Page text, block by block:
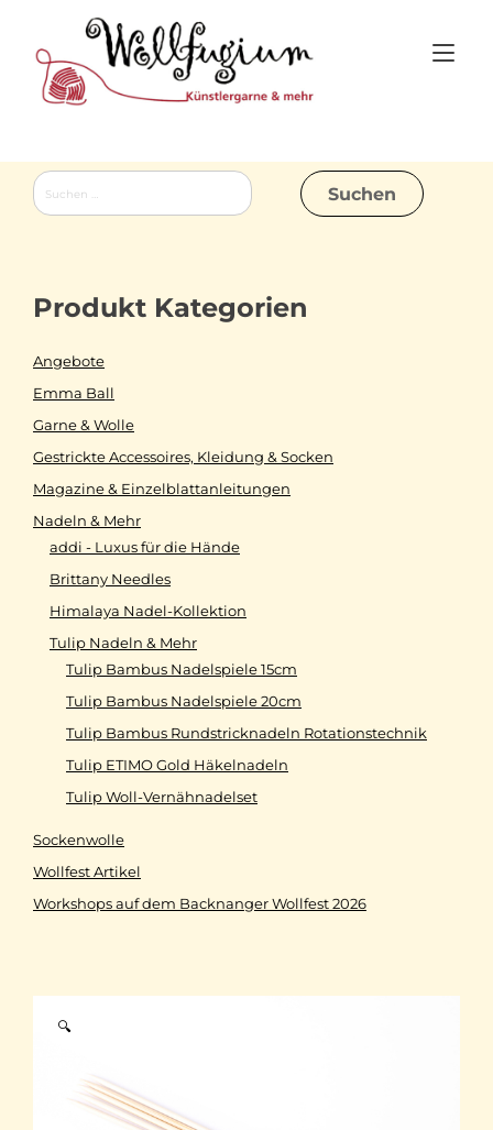
content
🔍
Suchen
nach:
Produkt Kategorien
Angebote
Emma Ball
Garne & Wolle
Gestrickte Accessoires, Kleidung & Socken
Magazine & Einzelblattanleitungen
Nadeln & Mehr
addi - Luxus für die Hände
Brittany Needles
Himalaya Nadel-Kollektion
Tulip Nadeln & Mehr
Tulip Bambus Nadelspiele 15cm
Tulip Bambus Nadelspiele 20cm
Tulip Bambus Rundstricknadeln Rotationstechnik
Tulip ETIMO Gold Häkelnadeln
Tulip Woll-Vernähnadelset
Sockenwolle
Wollfest Artikel
Workshops auf dem Backnanger Wollfest 2026